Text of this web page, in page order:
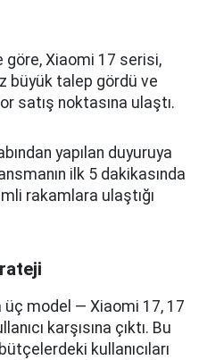
göre, Xiaomi 17 serisi,
büyük talep gördü ve
satış noktasına ulaştı.
yapılan duyuruya
ilk 5 dakikasında
rakamlara ulaştığı
model — Xiaomi 17, 17
karşısına çıktı. Bu
kullanıcıları